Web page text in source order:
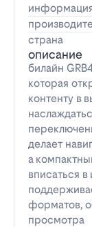
страна
описание
билайн
которая
контенту в
делает
а
вписаться
форматов,
просмотра